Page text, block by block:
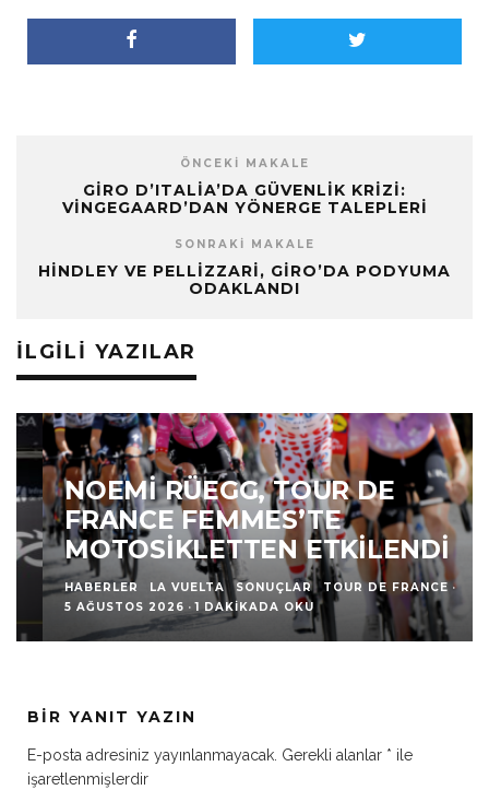
ÖNCEKI MAKALE
GIRO D’ITALIA’DA GÜVENLIK KRIZI:
VINGEGAARD’DAN YÖNERGE TALEPLERI
SONRAKI MAKALE
HINDLEY VE PELLIZZARI, GIRO’DA PODYUMA
ODAKLANDI
İLGILI YAZILAR
NOEMI RÜEGG, TOUR DE
FRANCE FEMMES’TE
MOTOSIKLETTEN ETKILENDI
HABERLER LA VUELTA SONUÇLAR TOUR DE FRANCE ·
5 AĞUSTOS 2026 · 1 DAKIKADA OKU
BIR YANIT YAZIN
E-posta adresiniz yayınlanmayacak. Gerekli alanlar * ile
işaretlenmişlerdir